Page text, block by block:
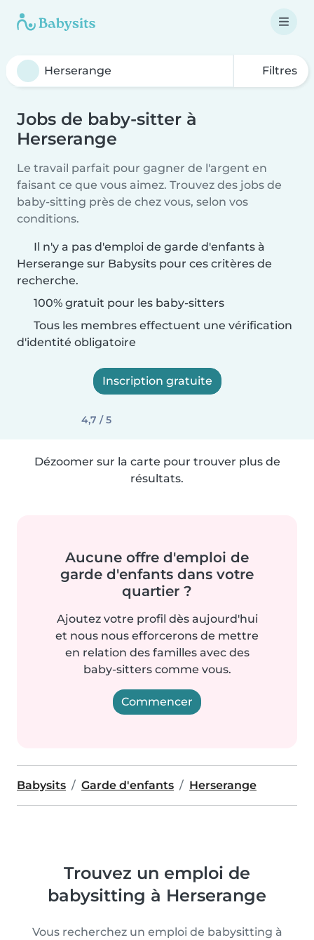
Filtres
Jobs de baby-sitter à
Herserange
Le travail parfait pour gagner de l'argent en
faisant ce que vous aimez. Trouvez des jobs de
baby-sitting près de chez vous, selon vos
conditions.
Il n'y a pas d'emploi de garde d'enfants à
Herserange sur Babysits pour ces critères de
recherche.
100% gratuit pour les baby-sitters
Tous les membres effectuent une vérification
d'identité obligatoire
Inscription gratuite
4,7 / 5
Dézoomer sur la carte pour trouver plus de
résultats.
Aucune offre d'emploi de
garde d'enfants dans votre
quartier ?
Ajoutez votre profil dès aujourd'hui
et nous nous efforcerons de mettre
en relation des familles avec des
baby-sitters comme vous.
Commencer
Babysits Garde d'enfants Herserange
Trouvez un emploi de
babysitting à Herserange
Vous recherchez un emploi de babysitting à